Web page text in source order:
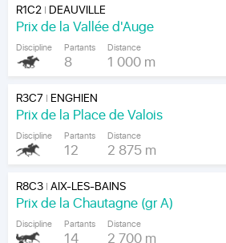
R1C2| DEAUVILLE
Prix de la Vallée d'Auge
Discipline Partants
8
Distance
1 000 m
R3C7 | ENGHIEN
Prix de la Place de Valois
Discipline Partants
12
Distance
2 875 m
R8C3|AIX-LES-BAINS
Prix de la Chautagne (gr A)
Discipline Partants
14
Distance
2 700 m